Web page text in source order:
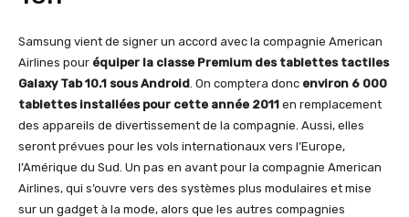
Samsung vient de signer un accord avec la compagnie American
Airlines pour équiper la classe Premium des tablettes tactiles
Galaxy Tab 10.1 sous Android . On comptera donc environ 6 000
tablettes installées pour cette année 2011 en remplacement
des appareils de divertissement de la compagnie. Aussi, elles
seront prévues pour les vols internationaux vers l’Europe,
l’Amérique du Sud. Un pas en avant pour la compagnie American
Airlines, qui s’ouvre vers des systèmes plus modulaires et mise
sur un gadget à la mode, alors que les autres compagnies